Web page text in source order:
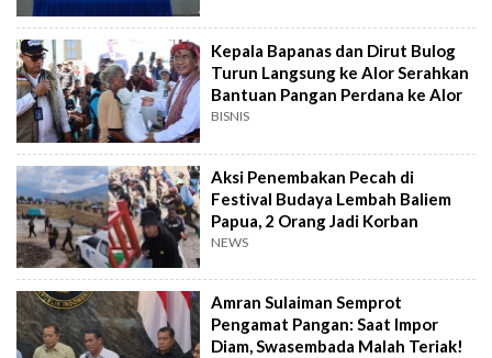
Kepala Bapanas dan Dirut Bulog
Turun Langsung ke Alor Serahkan
Bantuan Pangan Perdana ke Alor
BISNIS
Aksi Penembakan Pecah di
Festival Budaya Lembah Baliem
Papua, 2 Orang Jadi Korban
NEWS
Amran Sulaiman Semprot
Pengamat Pangan: Saat Impor
Diam, Swasembada Malah Teriak!